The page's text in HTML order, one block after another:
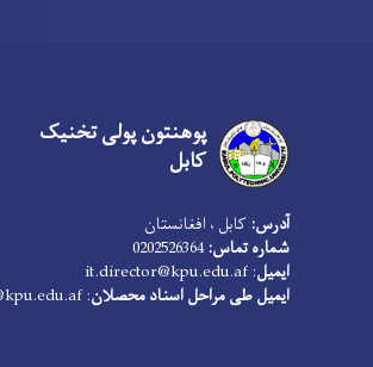
پوهنتون پولی تخنیک
کابل
آدرس: کابل ، افغانستان
شماره تماس:0202526364
ایمیل:
it.director@kpu.edu.af
ایمیل طی مراحل اسناد محصلان: